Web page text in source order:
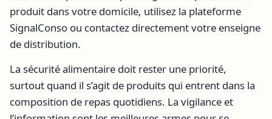
produit dans votre domicile, utilisez la plateforme
SignalConso ou contactez directement votre enseigne
de distribution.
La sécurité alimentaire doit rester une priorité,
surtout quand il s’agit de produits qui entrent dans la
composition de repas quotidiens. La vigilance et